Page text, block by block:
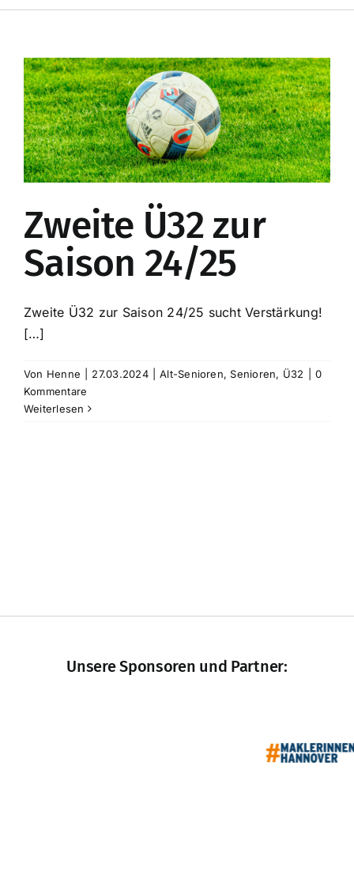
Navigation
Mitglieder
Mannschaften
Online-Shop
Sponsoren
Zweite Ü32 zur
Saison 24/25
Zweite Ü32 zur Saison 24/25 sucht Verstärkung!
[…]
Von Henne 27.03.2024 Alt-Senioren,Senioren, Ü32
0
Kommentare
Weiterlesen
Unsere Sponsoren und Partner: